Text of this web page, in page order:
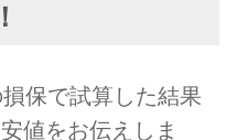
保で試算した結果
値をお伝えしま